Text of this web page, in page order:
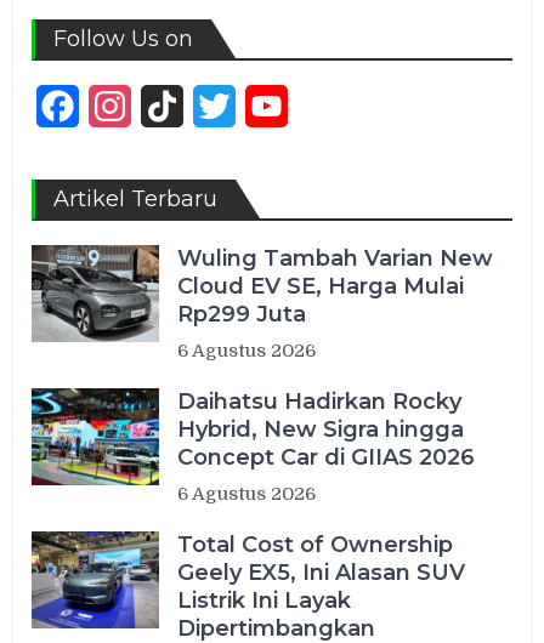
Follow Us on
FacebookInstagram
TikTok Twitter
Artikel Terbaru
Wuling Tambah Varian New
Cloud EV SE, Harga Mulai
Rp299 Juta
6 Agustus 2026
Daihatsu Hadirkan Rocky
Hybrid, New Sigra hingga
Concept Car di GIIAS 2026
6 Agustus 2026
Total Cost of Ownership
Geely EX5, Ini Alasan SUV
Listrik Ini Layak
Dipertimbangkan